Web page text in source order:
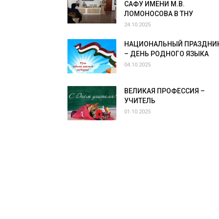
САФУ ИМЕНИ М.В.
ЛОМОНОСОВА В ТНУ
24.10.2025
НАЦИОНАЛЬНЫЙ
– ДЕНЬ РОДНОГО ЯЗЫКА
04.10.2025
ВЕЛИКАЯ ПРОФЕССИЯ –
УЧИТЕЛЬ
01.10.2025